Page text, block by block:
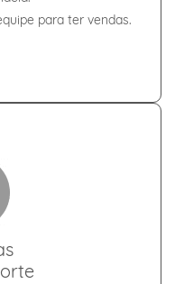
para ter vendas.